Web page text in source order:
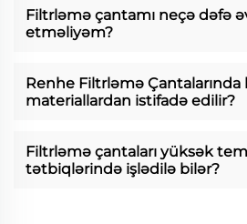
Filtrləmə çantamı neçə dəfə
etməliyəm?
Renhe Filtrləmə Çantalarında
materiallardan istifadə edilir?
Filtrləmə çantaları yüksək
tətbiqlərində işlədilə bilər?